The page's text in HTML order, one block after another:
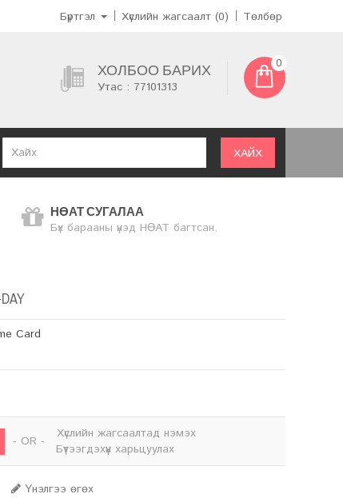
Бүртгэл Хүслийн жагсаалт (0) Төлбөр
ХОЛБОО БАРИХ
Утас : 77101313
0
ХАЙХ
НӨАТ СУГАЛАА
Бүх барааны үнэд НӨАТ багтсан.
Card
- OR -
Хүслийн жагсаалтад нэмэх
Бүтээгдэхүүн харьцуулах
Үнэлгээ өгөх